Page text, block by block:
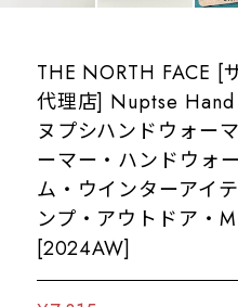
THE NORTH FACE [
代理店] Nuptse
ヌプシハンドウォー
ーマー・ハンドウォ
ム・ウインターアイ
ンプ・アウトドア・
[2024AW]